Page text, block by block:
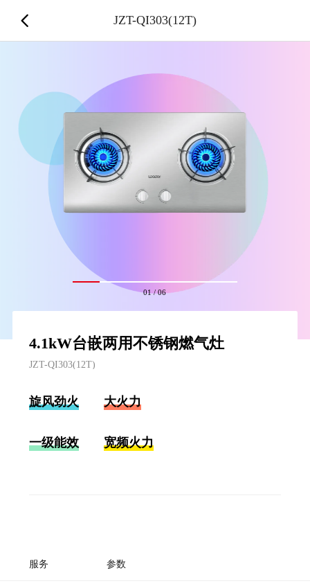
01/06
4.1kW台嵌两用不锈钢燃气灶
JZT-QI303(12T)
旋风劲火 大火力
一级能效 宽频火力
服务 参数
JZT-QI303(12T)